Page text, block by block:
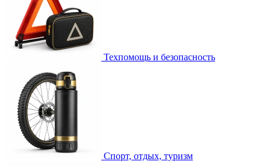
Техпомощь и безопасность
Спорт, отдых, туризм